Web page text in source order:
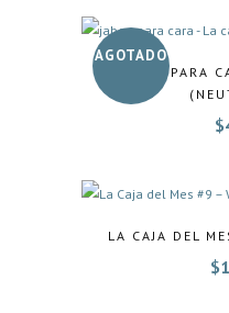
AGOTADO
JABÓN PARA
$
LA CAJA DEL
$